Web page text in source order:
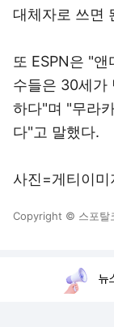
대체자로 쓰면
또 ESPN은 "
수들은 30세가
하다"며 "무라
다"고 말했다.
사진=게티이미
Copyright © 스포탈
뉴